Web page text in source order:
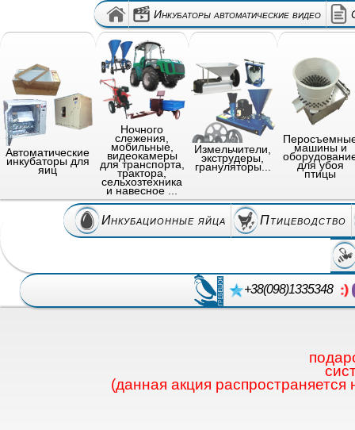
Инкубаторы автоматические видео
Автоматические
инкубаторы для
яиц
Ночного
слежения,
мобильные,
видеокамеры
для транспорта,
трактора,
сельхозтехника
и навесное ...
Измельчители,
экструдеры,
грануляторы...
машины и
для убоя
птицы
Инкубационные яйца Птицеводство
+38(098)1335348
(данная акция